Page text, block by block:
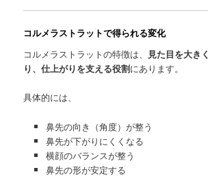
コルメラストラットで得られる変化
コルメラストラットの特徴は、
見た目を大き
り、仕上がりを支える役割にあります。
具体的には、
鼻先の向き（角度）が整う
鼻先が下がりにくくなる
横顔のバランスが整う
鼻先の形が安定する